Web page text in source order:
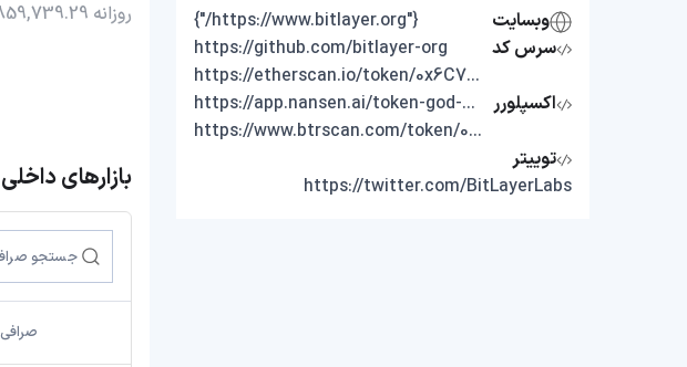
وبسایت
{"https://www.bitlayer.org/"}
سرس کد
https://github.com/bitlayer-org
اکسپلورر
https://etherscan.io/token/0x6C76dE483F1752Ac8473e2B4983A873991e70dA7
https://app.nansen.ai/token-god-mode?chain=ethereum&tab=transactions&tokenAddress=0x6C76dE483F1752Ac8473e2B4983A873991e70dA7
https://www.btrscan.com/token/0x0e4cf4affdb72b39ea91fa726d291781cbd020bf?tab=Transfers
توییتر
https://twitter.com/BitLayerLabs
روزانه Bitlayer 1,859,739.29 دلار است و قیمت Bitlayer در 24 ساعت اخیر، 2.30 افزایش داشته است.
بازارهای داخلی Bitlayer
صرافی